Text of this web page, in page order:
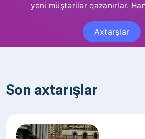
yeni müştərilər qazanırlar.
Axtarşlar
Son axtarışlar